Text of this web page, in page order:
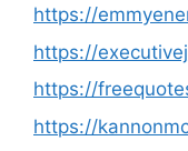
https://
https://
https://
https://